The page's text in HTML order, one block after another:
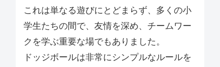
これは単なる遊びにとどまらず、多くの小
学生たちの間で、友情を深め、チームワー
クを学ぶ重要な場でもありました。
ドッジボールは非常にシンプルなルールを